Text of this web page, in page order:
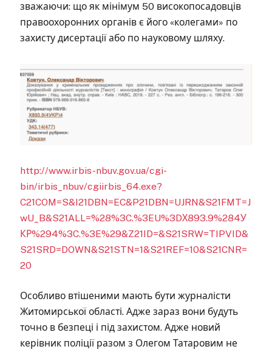
зважаючи: що як мінімум 50 високопосадовців
правоохоронних органів є його «колегами» по
захисту дисертації або по науковому шляху.
http://www.irbis-nbuv.gov.ua/cgi-
bin/irbis_nbuv/cgiirbis_64.exe?
C21COM=S&I21DBN=EC&P21DBN=UJRN&S21FMT=J
wU_B&S21ALL=%28%3C.%3EU%3DХ893.9%284У
КР%294%3C.%3E%29&Z21ID=&S21SRW=TIPVID&
S21SRD=DOWN&S21STN=1&S21REF=10&S21CNR=
20
Особливо втішеними мають бути журналісти
Житомирської області. Адже зараз вони будуть
точно в безпеці і під захистом. Адже новий
керівник поліції разом з Олегом Татаровим не